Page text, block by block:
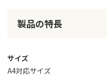
製品の特長
サイズ
A4対応サイズ